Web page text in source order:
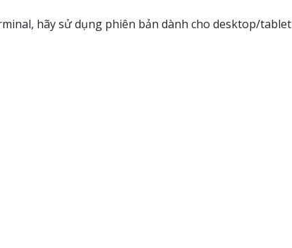
hãy sử dụng phiên bản dành cho desktop/tablet